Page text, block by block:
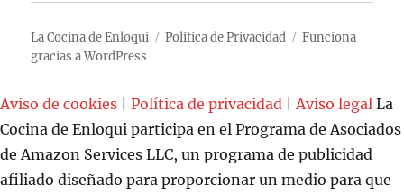
La Cocina de Enloqui Política de Privacidad
Funciona
gracias a WordPress
Aviso de cookies Política de privacidad |Aviso legal La
Cocina de Enloqui participa en el Programa de Asociados
de Amazon Services LLC, un programa de publicidad
afiliado diseñado para proporcionar un medio para que